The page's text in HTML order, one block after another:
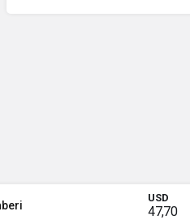
USD
47,70